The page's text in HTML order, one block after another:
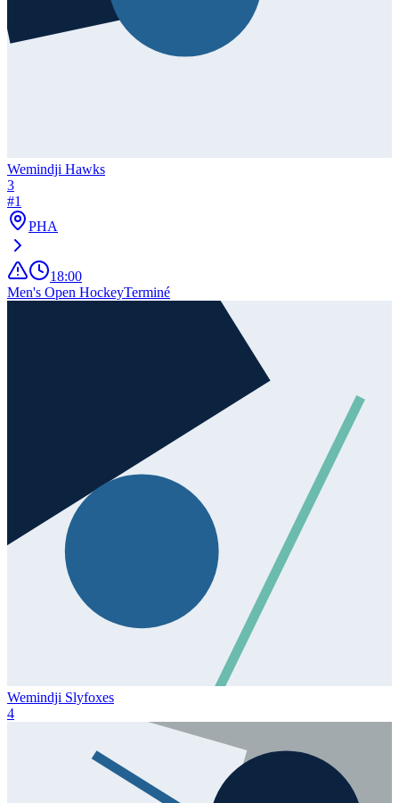
Wemindji Hawks
3
#1
PHA
18:00
Men's Open HockeyTerminé
Wemindji Slyfoxes
4